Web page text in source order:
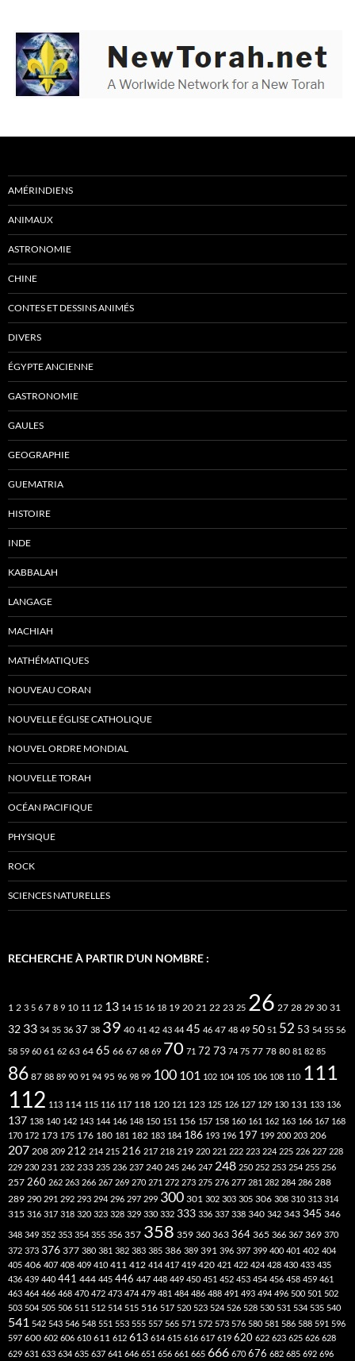
AMÉRINDIENS
ANIMAUX
ASTRONOMIE
CHINE
CONTES ET DESSINS ANIMÉS
DIVERS
ÉGYPTE ANCIENNE
GASTRONOMIE
GAULES
GEOGRAPHIE
GUEMATRIA
HISTOIRE
INDE
KABBALAH
LANGAGE
MACHIAH
MATHÉMATIQUES
NOUVEAU CORAN
NOUVELLE ÉGLISE CATHOLIQUE
NOUVEL ORDRE MONDIAL
NOUVELLE TORAH
OCÉAN PACIFIQUE
PHYSIQUE
ROCK
SCIENCES NATURELLES
RECHERCHE À PARTIR D’UN NOMBRE :
1 2 3 5 6 7 8 9 10 11 12 13 14 15 16 18 19 20 21 22 23 25 26 27 28 29 30 31
32 33 34 35 36 37 38 39 40 41 42 43 44 45 46 47 48 49 50 51 52 53 54 55 56
58 59 60 61 62 63 64 65 66 67 68 69 70 71 72 73 74 75 77 78 80 81 82 85
86 87 88 89 90 91 94 95 96 98 99 100 101 102 104 105 106 108 110 111
112 113 114 115 116 117 118 120 121 123 125 126 127 129 130 131 133 136
137 138 140 142 143 144 146 148 150 151 156 157 158 160 161 162 163 166 167 168
170 172 173 175 176 180 181 182 183 184 186 193 196 197 199 200 203 206
207 208 209 212 214 215 216 217 218 219 220 221 222 223 224 225 226 227 228
229 230 231 232 233 235 236 237 240 245 246 247 248 250 252 253 254 255 256
257 260 262 263 266 267 269 270 271 272 273 275 276 277 281 282 284 286 288
289 290 291 292 293 294 296 297 299 300 301 302 303 305 306 308 310 313 314
315 316 317 318 320 323 328 329 330 332 333 336 337 338 340 342 343 345 346
348 349 352 353 354 355 356 357 358 359 360 363 364 365 366 367 369 370
372 373 376 377 380 381 382 383 385 386 389 391 396 397 399 400 401 402 404
405 406 407 408 409 410 411 412 414 417 419 420 421 422 424 428 430 433 435
436 439 440 441 444 445 446 447 448 449 450 451 452 453 454 456 458 459 461
463 464 466 468 470 472 473 474 479 481 484 486 488 491 493 494 496 500 501 502
503 504 505 506 511 512 514 515 516 517 520 523 524 526 528 530 531 534 535 540
541 542 543 546 548 551 553 555 557 565 571 572 573 576 580 581 586 588 591 596
597 600 602 606 610 611 612 613 614 615 616 617 619 620 622 623 625 626 628
629 631 633 634 635 637 641 646 651 656 661 665 666 670 676 682 685 692 696